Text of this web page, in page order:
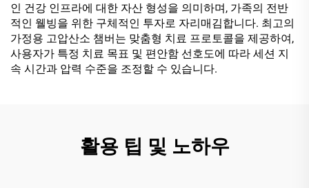
인 건강 인프라에 대한 자산 형성을 의미하며, 가족의 전반
적인 웰빙을 위한 구체적인 투자로 자리매김합니다. 최고의
가정용 고압산소 챔버는 맞춤형 치료 프로토콜을 제공하여,
사용자가 특정 치료 목표 및 편안함 선호도에 따라 세션 지
속 시간과 압력 수준을 조정할 수 있습니다.
활용 팁 및 노하우